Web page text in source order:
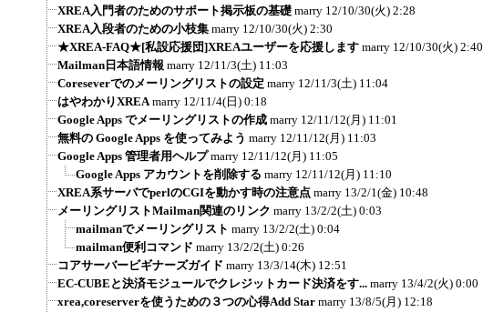
XREA入門者のためのサポート掲示板の基礎 marry 12/10/30(火) 2:28
XREA入段者のための小枝集 marry 12/10/30(火) 2:30
★XREA-FAQ★[私設応援団]XREAユーザーを応援します marry 12/10/30(火) 2:40
Mailman日本語情報 marry 12/11/3(土) 11:03
Coreseverでのメーリングリストの設定 marry 12/11/3(土) 11:04
はやわかりXREA marry 12/11/4(日) 0:18
Google Apps でメーリングリストの作成 marry 12/11/12(月) 11:01
無料の Google Apps を使ってみよう marry 12/11/12(月) 11:03
Google Apps 管理者用ヘルプ marry 12/11/12(月) 11:05
Google Apps アカウントを削除する marry 12/11/12(月) 11:10
XREA系サーバでperlのCGIを動かす時の注意点 marry 13/2/1(金) 10:48
メーリングリストMailman関連のリンク marry 13/2/2(土) 0:03
mailmanでメーリングリスト marry 13/2/2(土) 0:04
mailman便利コマンド marry 13/2/2(土) 0:26
コアサーバービギナーズガイド marry 13/3/14(木) 12:51
EC-CUBEと決済モジュールでクレジットカード決済をす... marry 13/4/2(火) 0:00
xrea,coreserverを使うための３つの心得Add Star marry 13/8/5(月) 12:18